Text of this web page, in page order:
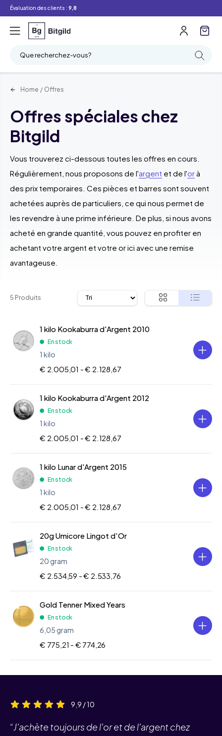
Évaluation des clients : 9,8
Que recherchez-vous?
Filtre
Home / Offres
Offres spéciales chez
Bitgild
Vous trouverez ci-dessous toutes les offres en cours.
Régulièrement, nous proposons de l'argent et de l'orà
des prix temporaires. Ces pièces et barres sont souvent
achetées auprès de particuliers, ce qui nous permet de
les revendre à une prime inférieure. De plus, si nous avons
acheté en grande quantité, vous pouvez en profiter en
achetant votre argent et votre or ici avec une remise
avantageuse.
5 Produits
1 kilo Kookaburra d'Argent 2010
En stock
1 kilo
€ 2.005,01 -€ 2.128,67
1 kilo Kookaburra d'Argent 2012
En stock
1 kilo
€ 2.005,01 -€ 2.128,67
1 kilo Lunar d'Argent 2015
En stock
1 kilo
€ 2.005,01 -€ 2.128,67
20g Umicore Lingot d'Or
En stock
20 gram
€ 2.534,59 -€ 2.533,76
Gold Tenner Mixed Years
En stock
6,05 gram
€ 775,21 - € 774,26
9,9 / 10
“J'achète toujours de l'or et de l'argent chez